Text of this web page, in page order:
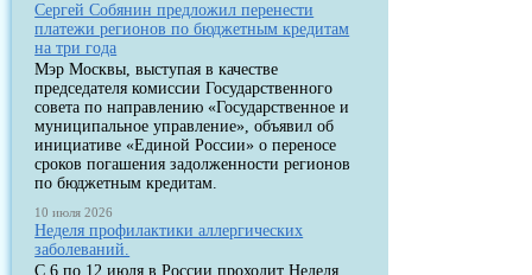
Сергей Собянин предложил перенести
платежи регионов по бюджетным кредитам
на три года
Мэр Москвы, выступая в качестве
председателя комиссии Государственного
совета по направлению «Государственное и
муниципальное управление», объявил об
инициативе «Единой России» о переносе
сроков погашения задолженности регионов
по бюджетным кредитам.
10 июля 2026
Неделя профилактики аллергических
заболеваний.
С 6 по 12 июля в России проходит Неделя